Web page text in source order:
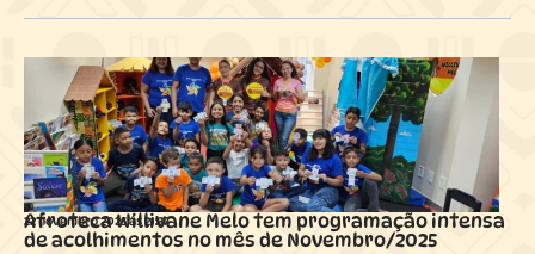
22 novembro 2025 ás21:37
Afroteca Willivane Melo tem programação intensa
de acolhimentos no mês de Novembro/2025